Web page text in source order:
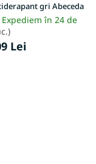
gri Abeceda
în 24 de
Lei